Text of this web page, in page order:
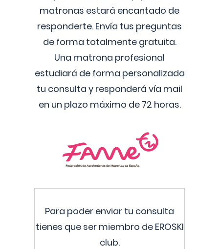
matronas estará encantado de
responderte. Envía tus preguntas
de forma totalmente gratuita.
Una matrona profesional
estudiará de forma personalizada
tu consulta y responderá vía mail
en un plazo máximo de 72 horas.
Para poder enviar tu consulta
tienes que ser miembro de EROSKI
club.